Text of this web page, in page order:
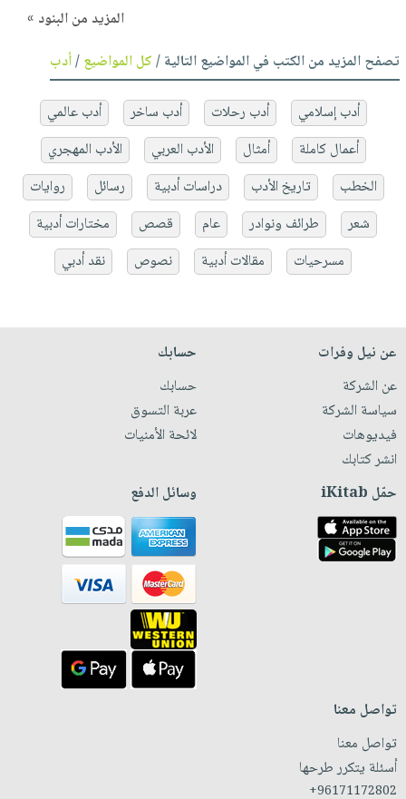
المزيد من البنود »
تصفح المزيد من الكتب في المواضيع التالية /كل المواضيع/أدب
أدب إسلامي أدب رحلات أدب ساخر
أدب عالمي
أعمال كاملة
أمثال الأدب العربي
الأدب المهجري
الخطب
تاريخ الأدب دراسات أدبية رسائل
روايات
شعر
طرائف ونوادر عام قصص
مختارات أدبية
مسرحيات
مقالات أدبية نصوص نقد أدبي
عن نيل وفرات
عن الشركة
سياسة الشركة
فيديوهات
انشر كتابك
حسابك
حسابك
عربة التسوق
لائحة الأمنيات
حمّل iKitab وسائل الدفع
تواصل معنا
تواصل معنا
أسئلة يتكرر طرحها
+96171172802